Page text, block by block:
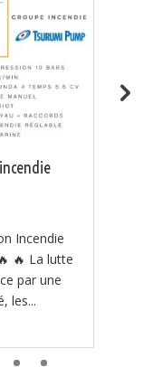
Incendie
🔥 La lutte
par une
les...